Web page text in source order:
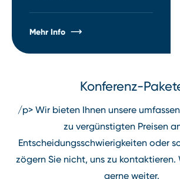
Mehr Info
Konferenz⁠-⁠
/p> Wir bieten Ihnen unsere
zu vergünstigten Preisen
Entscheidungsschwierigkeiten oder
zögern Sie nicht, uns zu kontaktieren.
gerne weiter.